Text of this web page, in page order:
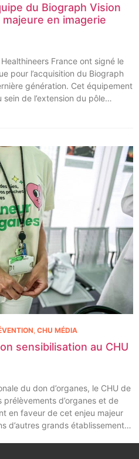
du Biograph Vision
en imagerie
France ont signé le
pour l’acquisition du Biograph
génération. Cet équipement
de l’extension du pôle
au cœur même du
sensibilisation au CHU
, CHU MÉDIA
du don d’organes, le CHU de
d’organes et de
en faveur de cet enjeu majeur
d’autres grands établissements